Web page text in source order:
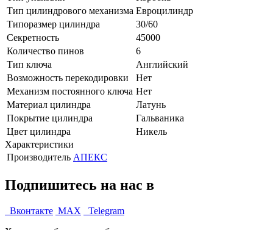
Тип цилиндрового механизма Евроцилиндр
Типоразмер цилиндра
30/60
Секретность
45000
Количество пинов
6
Тип ключа
Английский
Возможность перекодировки
Нет
Механизм постоянного ключа Нет
Материал цилиндра
Латунь
Покрытие цилиндра
Гальваника
Цвет цилиндра
Никель
Характеристики
Производитель АПЕКС
Подпишитесь на нас в
Вконтакте MAX
Telegram